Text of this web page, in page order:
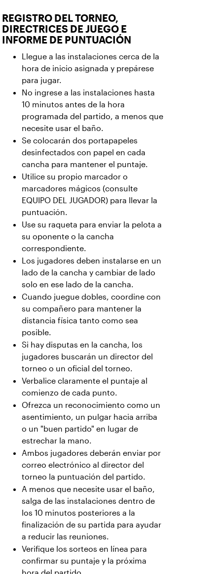
REGISTRO DEL TORNEO,
DIRECTRICES DE JUEGO E
INFORME DE PUNTUACIÓN
Llegue a las instalaciones cerca de la
hora de inicio asignada y prepárese
para jugar.
No ingrese a las instalaciones hasta
10 minutos antes de la hora
programada del partido, a menos que
necesite usar el baño.
Se colocarán dos portapapeles
desinfectados con papel en cada
cancha para mantener el puntaje.
Utilice su propio marcador o
marcadores mágicos (consulte
EQUIPO DEL JUGADOR) para llevar la
puntuación.
Use su raqueta para enviar la pelota a
su oponente o la cancha
correspondiente.
Los jugadores deben instalarse en un
lado de la cancha y cambiar de lado
solo en ese lado de la cancha.
Cuando juegue dobles, coordine con
su compañero para mantener la
distancia física tanto como sea
posible.
Si hay disputas en la cancha, los
jugadores buscarán un director del
torneo o un oficial del torneo.
Verbalice claramente el puntaje al
comienzo de cada punto.
Ofrezca un reconocimiento como un
asentimiento, un pulgar hacia arriba
o un "buen partido" en lugar de
estrechar la mano.
Ambos jugadores deberán enviar por
correo electrónico al director del
torneo la puntuación del partido.
A menos que necesite usar el baño,
salga de las instalaciones dentro de
los 10 minutos posteriores a la
finalización de su partida para ayudar
a reducir las reuniones.
Verifique los sorteos en línea para
confirmar su puntaje y la próxima